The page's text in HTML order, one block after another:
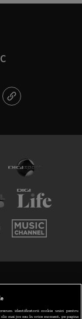
identificatorii cookie unici pentru
mai jos sau în orice moment, pe pagina